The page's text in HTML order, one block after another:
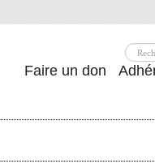
Faire un don